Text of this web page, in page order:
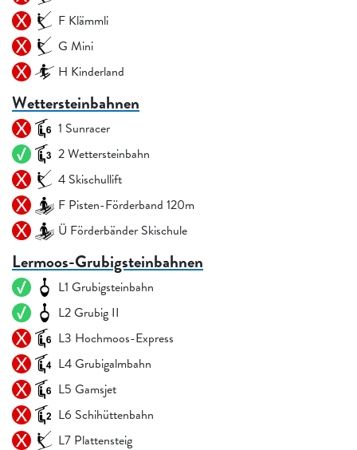
F Klämmli
G Mini
H Kinderland
Wettersteinbahnen
1 Sunracer
2 Wettersteinbahn
4 Skischullift
F Pisten-Förderband 120m
Ü Förderbänder Skischule
Lermoos-Grubigsteinbahnen
L1 Grubigsteinbahn
L2 Grubig II
L3 Hochmoos-Express
L4 Grubigalmbahn
L5 Gamsjet
L6 Schihüttenbahn
L7 Plattensteig